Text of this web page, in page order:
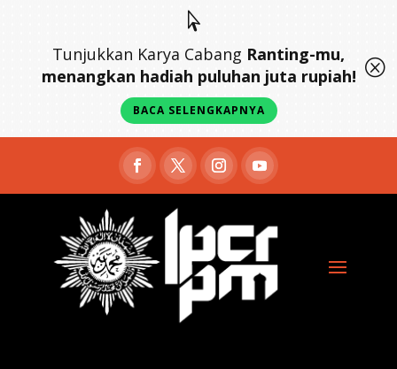

Tunjukkan Karya Cabang Ranting-mu,
menangkan hadiah puluhan juta rupiah!
BACA SELENGKAPNYA
Q